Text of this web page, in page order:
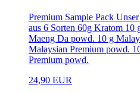
Premium Sample Pack
aus 6 Sorten 60g Kratom 10
Maeng Da powd. 10 g
Malaysian Premium powd.
Premium powd.
24,90 EUR